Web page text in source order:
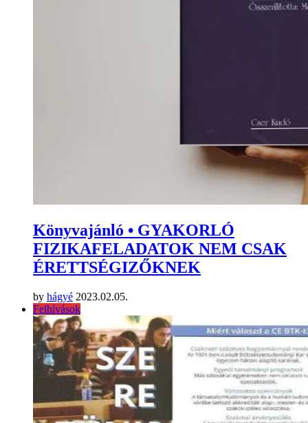
Könyvajánló • GYAKORLÓ
FIZIKAFELADATOK NEM CSAK
ÉRETTSÉGIZŐKNEK
by hágyé 2023.02.05.
Felhívások